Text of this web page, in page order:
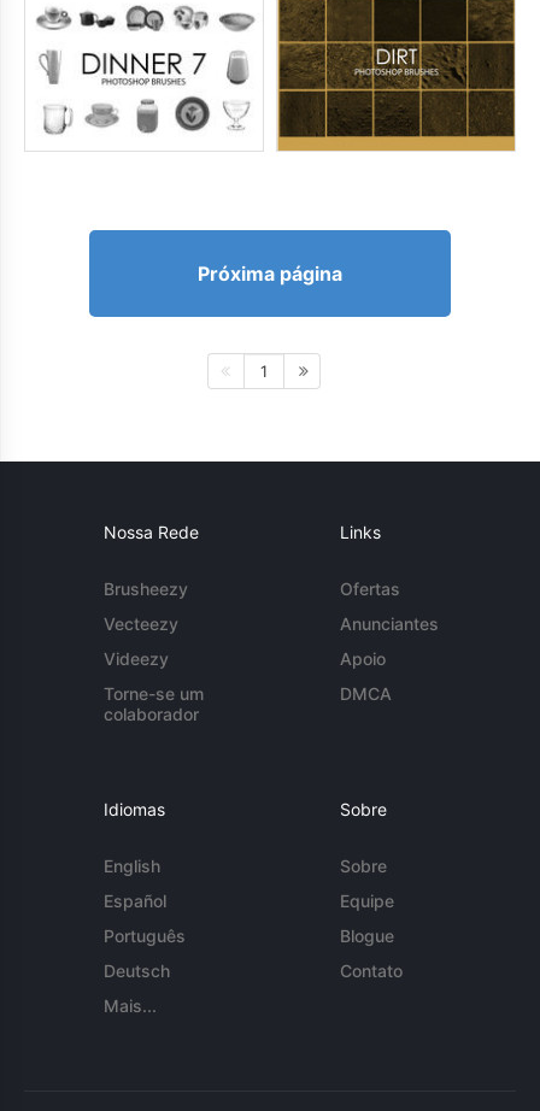
Próxima página
1
Nossa Rede
Brusheezy
Vecteezy
Videezy
Torne-se um
colaborador
Links
Ofertas
Anunciantes
Apoio
DMCA
Idiomas
English
Español
Português
Deutsch
Mais...
Sobre
Sobre
Equipe
Blogue
Contato